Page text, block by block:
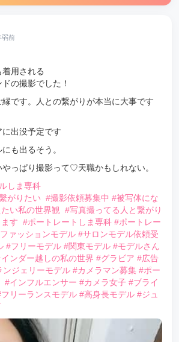
弱前
用される
の撮影でした！
です。人との繋がりが本当に大事です
出没予定です
も出るそう。
っぱり撮影って♡天職かもしれない。
しま専科
がりたい #撮影依頼募集中 #被写体にな
い私の世界観
#写真撮ってる人と繋がり
す #ポートレートしま専科 #ポートレー
ァッションモデル #サロンモデル依頼受
#フリーモデル #関東モデル #モデルさん
ンダー越しの私の世界 #グラビア #広告
ンジェリーモデル #カメラマン募集 #ポー
#インフルエンサー #カメラ女子 #ブライ
リーランスモデル #高身長モデル #ジュ